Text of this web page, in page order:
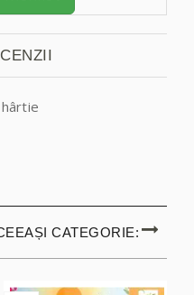
CATEGORIE: